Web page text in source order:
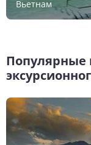
Вьетнам
Популярные